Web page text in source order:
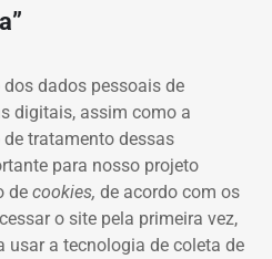
dados pessoais de
digitais, assim como a
tratamento dessas
para nosso projeto
de cookies, de acordo com os
o site pela primeira vez,
usar a tecnologia de coleta de